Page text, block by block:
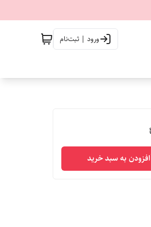
ورود | ثبت‌نام
افزودن به سبد خرید